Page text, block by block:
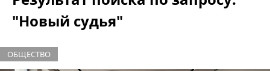
"Новый судья"
ОБЩЕСТВО